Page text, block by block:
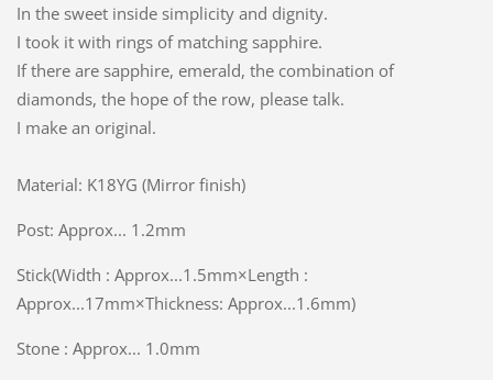
In the sweet inside simplicity and dignity.
I took it with rings of matching sapphire.
If there are sapphire, emerald, the combination of
diamonds, the hope of the row, please talk.
I make an original.
Material: K18YG (Mirror finish)
Post: Approx... 1.2mm
Stick(Width : Approx...1.5mm×Length :
Approx...17mm×Thickness: Approx...1.6mm)
Stone : Approx... 1.0mm